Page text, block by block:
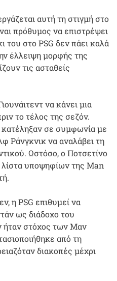
αυτή τη στιγμή στο
πρόθυμος να επιστρέψει
του στο PSG δεν πάει καλά
έλλειψη μορφής της
τις ασταθείς
να κάνει μια
το τέλος της σεζόν.
σε συμφωνία με
Ράνγκνικ να αναλάβει τη
Ωστόσο, ο Ποτσετίνο
λίστα υποψηφίων της Man
η PSG επιθυμεί να
ως διάδοχο του
ήταν στόχος των Μαν
από τη
διακοπές μέχρι